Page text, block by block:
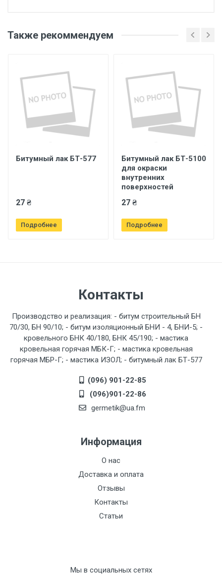
Также рекоммендуем
Битумный лак БТ-577
27 ₴
Подробнее
Битумный лак БТ-5100
для окраски
внутренних
поверхностей
27 ₴
Подробнее
Контакты
Производство и реализация: - битум строительный БН
70/30, БН 90/10; - битум изоляционный БНИ - 4, БНИ-5; -
кровельного БНК 40/180, БНК 45/190; - мастика
кровельная горячая МБК-Г; - мастика кровельная
горячая МБР-Г; - мастика ИЗОЛ; - битумный лак БТ-577
(096) 901-22-85
(096)901-22-86
germetik@ua.fm
Информация
О нас
Доставка и оплата
Отзывы
Контакты
Статьи
Мы в социальных сетях